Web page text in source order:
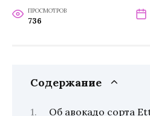
ПРОСМОТРОВ
736
Содержание
Об авокадо сорта